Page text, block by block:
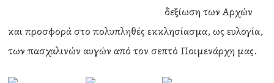
δεξίωση των Αρχών
και προσφορά στο πολυπληθές εκκλησίασμα, ως ευλογία,
των πασχαλινών αυγών από τον σεπτό Ποιμενάρχη μας.